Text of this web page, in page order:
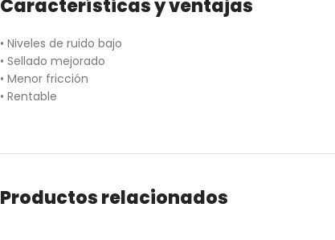
Características y ventajas
• Niveles de ruido bajo
• Sellado mejorado
• Menor fricción
• Rentable
Productos relacionados